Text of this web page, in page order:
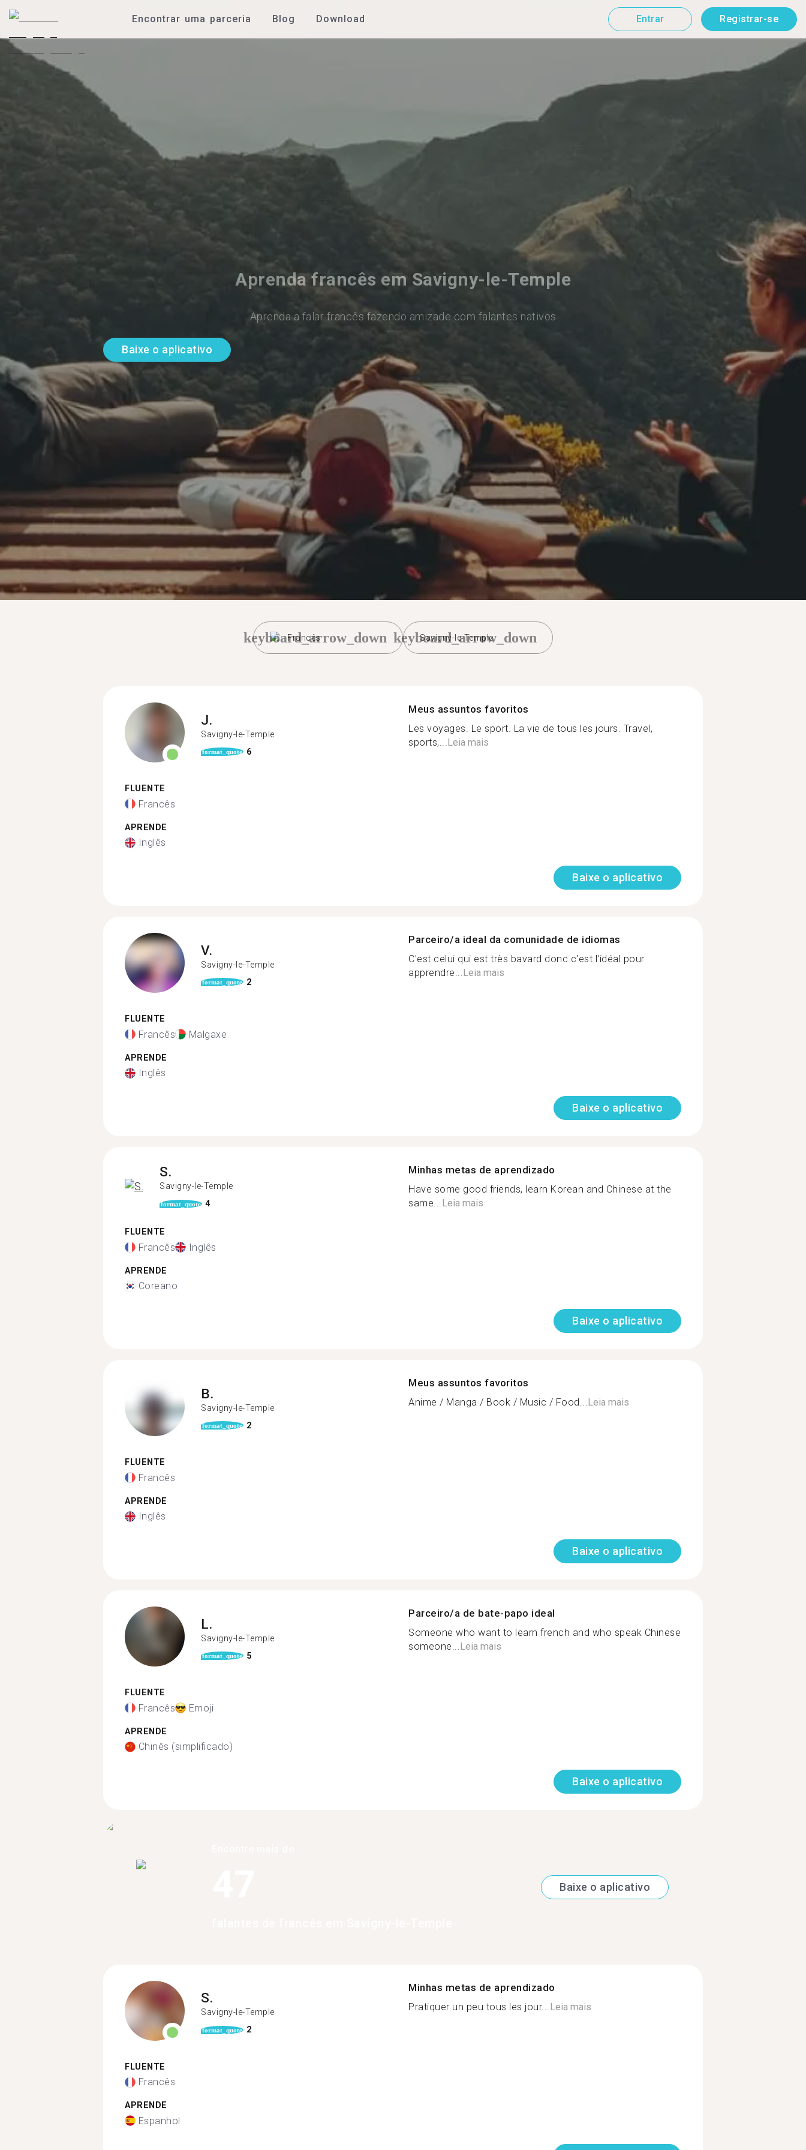
Encontrar uma parceria Blog Download Entrar Registrar-se
Aprenda francês em Savigny-le-Temple
Aprenda a falar francês fazendo amizade com falantes nativos
Baixe o aplicativo
Francês
keyboard_arrow_down Savigny-le-Temple
keyboard_arrow_down
J.
Savigny-le-Temple
format_quote 6
FLUENTE
Francês
APRENDE
Inglês
Meus assuntos favoritos
Les voyages. Le sport. La vie de tous les jours. Travel,
sports,...Leia mais
Baixe o aplicativo
V.
Savigny-le-Temple
format_quote 2
FLUENTE
Francês Malgaxe
APRENDE
Inglês
Parceiro/a ideal da comunidade de idiomas
C'est celui qui est très bavard donc c'est l'idéal pour
apprendre...Leia mais
Baixe o aplicativo
S.
Savigny-le-Temple
format_quote 4
FLUENTE
Francês Inglês
APRENDE
Coreano
Minhas metas de aprendizado
Have some good friends, learn Korean and Chinese at the
same...Leia mais
Baixe o aplicativo
B.
Savigny-le-Temple
format_quote 2
FLUENTE
Francês
APRENDE
Inglês
Meus assuntos favoritos
Anime / Manga / Book / Music / Food...Leia mais
Baixe o aplicativo
L.
Savigny-le-Temple
format_quote 5
FLUENTE
Francês Emoji
APRENDE
Chinês (simplificado)
Parceiro/a de bate-papo ideal
Someone who want to learn french and who speak Chinese
someone...Leia mais
Baixe o aplicativo
Baixe o aplicativo
S.
Savigny-le-Temple
format_quote 2
FLUENTE
Francês
APRENDE
Espanhol
Minhas metas de aprendizado
Pratiquer un peu tous les jour... Leia mais